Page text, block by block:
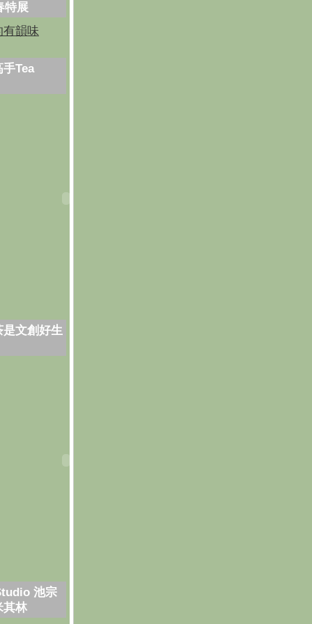
特展
有韻味
Tea
文創好生
池宗
其林